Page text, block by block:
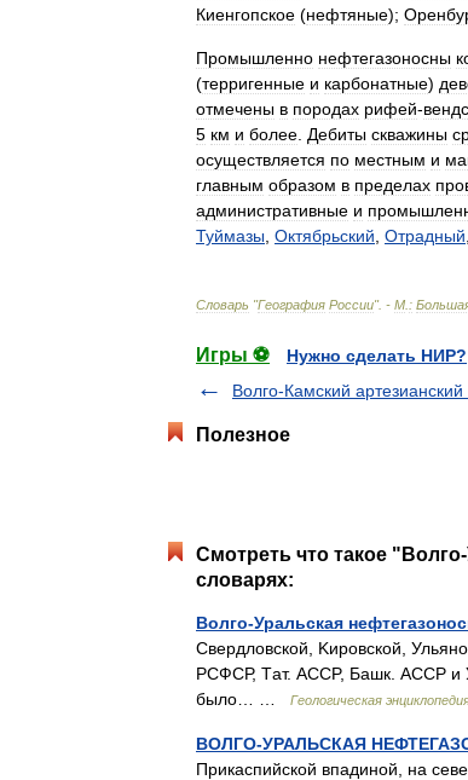
Киенгопское (нефтяные);
Промышленно нефтегазоносны
(терригенные и карбонатные)
отмечены в породах рифей-
5 км и более Дебиты скважины
осуществляется по местным и
главным образом в пределах
административные и
Туймазы Октябрьский Отрадный
Словарь "География России". - М :
Игры ⚽
Нужно сделать НИР?
Волго-Камский артезианский
Полезное
Смотреть что такое
словарях:
Волго-Уральская
Cвердловской, Kировской,
РСФСР, Tат. ACCP, Башк.
было… …
Геологическая
ВОЛГО-УРАЛЬСКАЯ
Прикаспийской впадиной, на